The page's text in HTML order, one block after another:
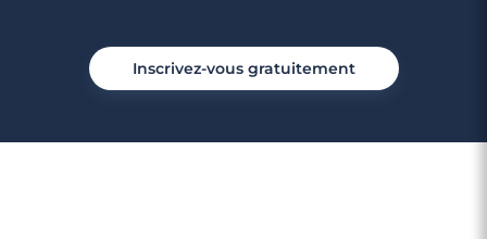
Inscrivez-vous gratuitement